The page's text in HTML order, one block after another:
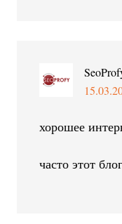
хорошее
часто этот